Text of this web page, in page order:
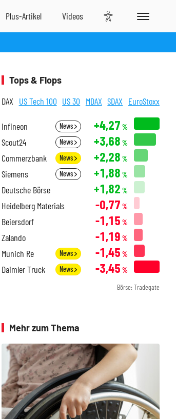
Tops & Flops
DAX US Tech 100 US 30 MDAX SDAX EuroStoxx
Infineon News +4,27 %
Scout24 News +3,68 %
Commerzbank News +2,28 %
Siemens News +1,88 %
Deutsche Börse +1,82 %
Heidelberg Materials -0,77 %
Beiersdorf -1,15 %
Zalando -1,19 %
Munich Re News -1,45 %
Daimler Truck News -3,45 %
Börse: Tradegate
Mehr zum Thema